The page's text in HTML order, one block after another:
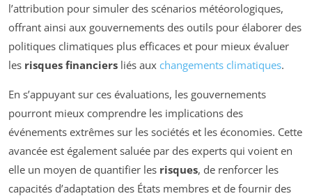
l’attribution pour simuler des scénarios météorologiques,
offrant ainsi aux gouvernements des outils pour élaborer des
politiques climatiques plus efficaces et pour mieux évaluer
les risques financiers liés aux changements climatiques.
En s’appuyant sur ces évaluations, les gouvernements
pourront mieux comprendre les implications des
événements extrêmes sur les sociétés et les économies. Cette
avancée est également saluée par des experts qui voient en
elle un moyen de quantifier les risques, de renforcer les
capacités d’adaptation des États membres et de fournir des